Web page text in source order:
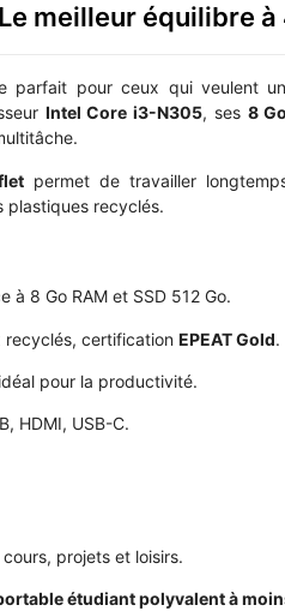
meilleur équilibre
parfait pour ceux qui veulent
Intel Core i3-N305, ses 8
permet de travailler
plastiques recyclés.
à 8 Go RAM et SSD 512 Go.
recyclés, certification EPEAT Gold.
pour la productivité.
HDMI, USB-C.
projets et loisirs.
étudiant polyvalent à